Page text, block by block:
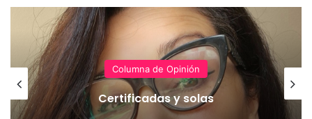
Columna de Opinión
Certificadas y solas